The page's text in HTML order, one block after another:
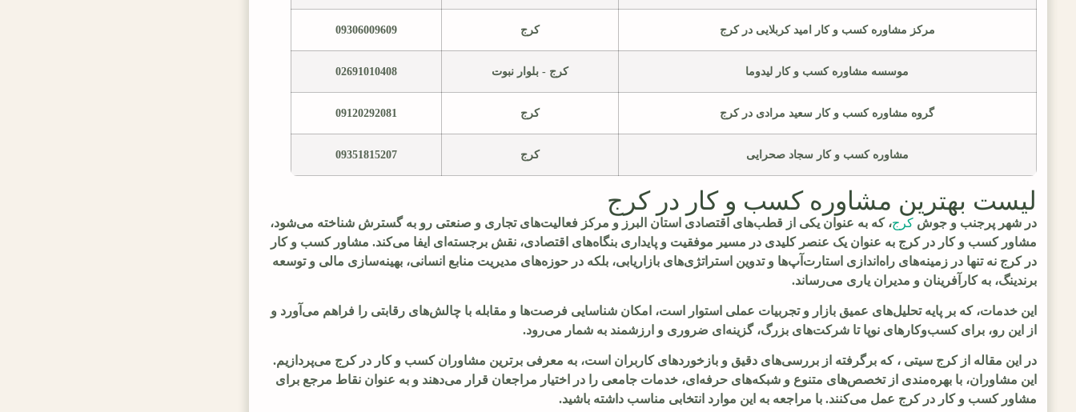
مرکز مشاوره کسب و کار امید کربلایی در کرج کرج 09306009609
موسسه مشاوره کسب و کار لیدوما کرج - بلوار نبوت 02691010408
گروه مشاوره کسب و کار سعید مرادی در کرج کرج 09120292081
مشاوره کسب و کار سجاد صحرایی کرج 09351815207
لیست بهترین مشاوره کسب و کار در کرج
در شهر پرجنب و جوشکرج، که به عنوان یکی از قطب‌های اقتصادی استان البرز و مرکز فعالیت‌های تجاری و صنعتی رو به گسترش شناخته می‌شود،
مشاور کسب و کار در کرج به عنوان یک عنصر کلیدی در مسیر موفقیت و پایداری بنگاه‌های اقتصادی، نقش برجسته‌ای ایفا می‌کند. مشاور کسب و کار
در کرج نه تنها در زمینه‌های راه‌اندازی استارت‌آپ‌ها و تدوین استراتژی‌های بازاریابی، بلکه در حوزه‌های مدیریت منابع انسانی، بهینه‌سازی مالی و توسعه
برندینگ، به کارآفرینان و مدیران یاری می‌رساند.
این خدمات، که بر پایه تحلیل‌های عمیق بازار و تجربیات عملی استوار است، امکان شناسایی فرصت‌ها و مقابله با چالش‌های رقابتی را فراهم می‌آورد و
از این رو، برای کسب‌وکارهای نوپا تا شرکت‌های بزرگ، گزینه‌ای ضروری و ارزشمند به شمار می‌رود.
در این مقاله از کرج سیتی ، که برگرفته از بررسی‌های دقیق و بازخوردهای کاربران است، به معرفی برترین مشاوران کسب و کار در کرج می‌پردازیم.
این مشاوران، با بهره‌مندی از تخصص‌های متنوع و شبکه‌های حرفه‌ای، خدمات جامعی را در اختیار مراجعان قرار می‌دهند و به عنوان نقاط مرجع برای
مشاور کسب و کار در کرج عمل می‌کنند. با مراجعه به این موارد انتخابی مناسب داشته باشید.